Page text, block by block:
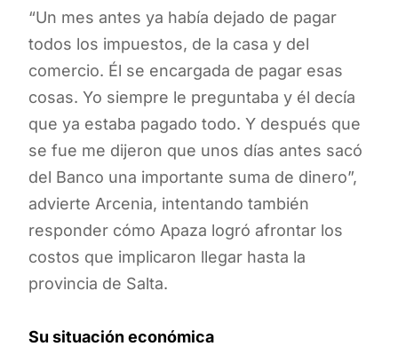
“Un mes antes ya había dejado de pagar
todos los impuestos, de la casa y del
comercio. Él se encargada de pagar esas
cosas. Yo siempre le preguntaba y él decía
que ya estaba pagado todo. Y después que
se fue me dijeron que unos días antes sacó
del Banco una importante suma de dinero”,
advierte Arcenia, intentando también
responder cómo Apaza logró afrontar los
costos que implicaron llegar hasta la
provincia de Salta.
Su situación económica